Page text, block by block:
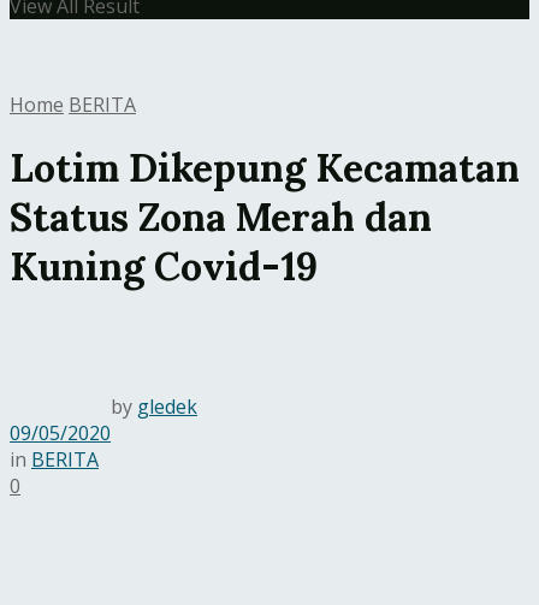
View All Result
Home BERITA
Lotim Dikepung Kecamatan
Status Zona Merah dan
Kuning Covid-19
by gledek
09/05/2020
in BERITA
0